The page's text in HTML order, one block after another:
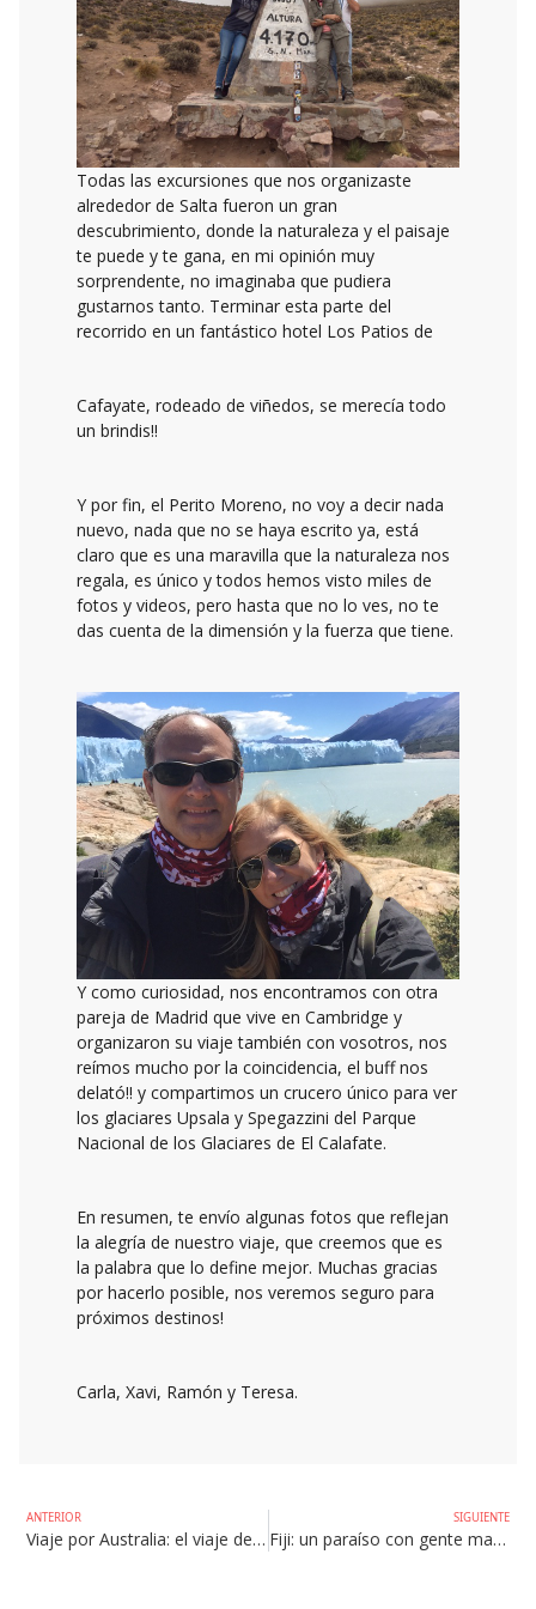
Todas las excursiones que nos organizaste
alrededor de Salta fueron un gran
descubrimiento, donde la naturaleza y el paisaje
te puede y te gana, en mi opinión muy
sorprendente, no imaginaba que pudiera
gustarnos tanto. Terminar esta parte del
recorrido en un fantástico hotel Los Patios de
Cafayate, rodeado de viñedos, se merecía todo
un brindis!!
Y por fin, el Perito Moreno, no voy a decir nada
nuevo, nada que no se haya escrito ya, está
claro que es una maravilla que la naturaleza nos
regala, es único y todos hemos visto miles de
fotos y videos, pero hasta que no lo ves, no te
das cuenta de la dimensión y la fuerza que tiene.
Y como curiosidad, nos encontramos con otra
pareja de Madrid que vive en Cambridge y
organizaron su viaje también con vosotros, nos
reímos mucho por la coincidencia, el buff nos
delató!! y compartimos un crucero único para ver
los glaciares Upsala y Spegazzini del Parque
Nacional de los Glaciares de El Calafate.
En resumen, te envío algunas fotos que reflejan
la alegría de nuestro viaje, que creemos que es
la palabra que lo define mejor. Muchas gracias
por hacerlo posible, nos veremos seguro para
próximos destinos!
Carla, Xavi, Ramón y Teresa.
ANTERIOR
Viaje por Australia: el viaje de nuestra vida
SIGUIENTE
Fiji: un paraíso con gente maravillosa